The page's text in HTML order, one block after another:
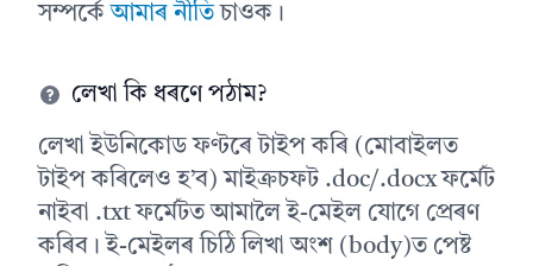
সম্পৰ্কেআমাৰ নীতিচাওক।
লেখা কি ধৰণে পঠাম?
লেখা ইউনিকোড ফণ্টৰে টাইপ কৰি (মোবাইলত
টাইপ কৰিলেও হ’ব) মাইক্ৰচফট .doc/.docx ফৰ্মেট
নাইবা .txt ফৰ্মেটত আমালৈ ই-মেইল যোগে প্ৰেৰণ
কৰিব। ই-মেইলৰ চিঠি লিখা অংশ (body)ত পেষ্ট